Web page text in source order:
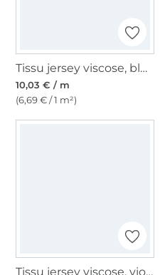
Tissu jersey viscose, bleu profond
10,03 € / m
(6,69 € / 1 m²)
Tissu jersey viscose, violet lilas